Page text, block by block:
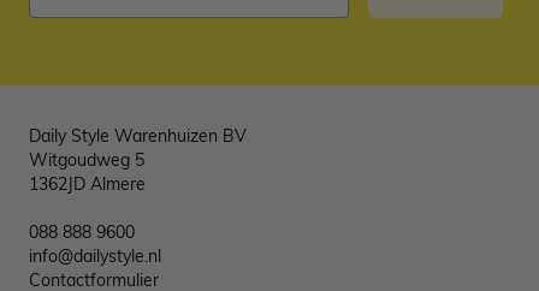
Daily Style Warenhuizen BV
Witgoudweg 5
1362JD Almere
088 888 9600
info@dailystyle.nl
Contactformulier